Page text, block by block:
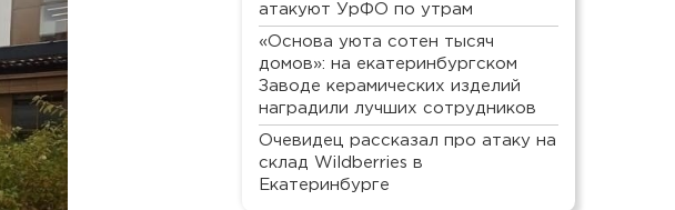
атакуют УрФО по утрам
«Основа уюта сотен тысяч
домов»: на екатеринбургском
Заводе керамических изделий
наградили лучших сотрудников
Очевидец рассказал про атаку на
склад Wildberries в
Екатеринбурге